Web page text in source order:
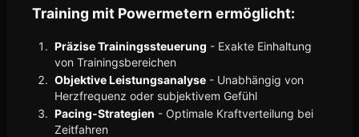
Training mit Powermetern ermöglicht:
Präzise Trainingssteuerung - Exakte Einhaltung
von Trainingsbereichen
Objektive Leistungsanalyse - Unabhängig von
Herzfrequenz oder subjektivem Gefühl
Pacing-Strategien - Optimale Kraftverteilung bei
Zeitfahren